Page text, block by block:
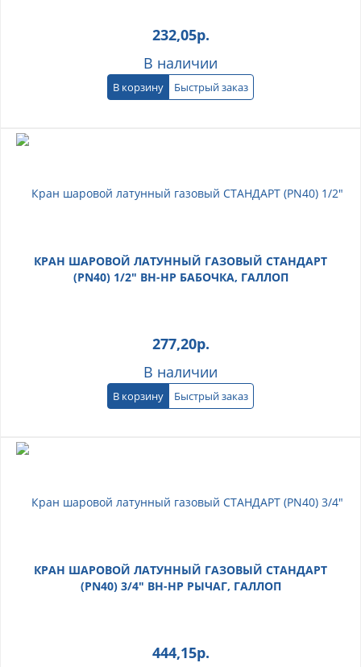
232,05р.
В наличии
В корзину Быстрый заказ
КРАН ШАРОВОЙ ЛАТУННЫЙ ГАЗОВЫЙ СТАНДАРТ
(PN40) 1/2" ВН-НР БАБОЧКА, ГАЛЛОП
277,20р.
В наличии
В корзину Быстрый заказ
КРАН ШАРОВОЙ ЛАТУННЫЙ ГАЗОВЫЙ СТАНДАРТ
(PN40) 3/4" ВН-НР РЫЧАГ, ГАЛЛОП
444,15р.